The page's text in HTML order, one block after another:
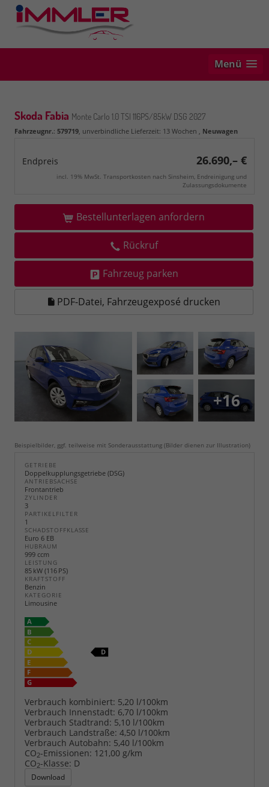
Menü
Skoda Fabia Monte Carlo 1.0 TSI 116PS/85kW DSG 2027
Fahrzeugnr.: 579719, unverbindliche Lieferzeit: 13 Wochen , Neuwagen
Endpreis 26.690,– €
incl. 19% MwSt. Transportkosten nach Sinsheim, Endreinigung und
Zulassungsdokumente
Bestellunterlagen anfordern
Rückruf
Fahrzeug parken
PDF-Datei, Fahrzeugexposé drucken
+16
Beispielbilder, ggf. teilweise mit Sonderausstattung (Bilder dienen zur Illustration)
GETRIEBE
Doppelkupplungsgetriebe (DSG)
ANTRIEBSACHSE
Frontantrieb
ZYLINDER
3
PARTIKELFILTER
1
SCHADSTOFFKLASSE
Euro 6 EB
HUBRAUM
999 ccm
LEISTUNG
85 kW (116 PS)
KRAFTSTOFF
Benzin
KATEGORIE
Limousine
Verbrauch kombiniert: 5,20 l/100km
Verbrauch Innenstadt: 6,70 l/100km
Verbrauch Stadtrand: 5,10 l/100km
Verbrauch Landstraße: 4,50 l/100km
Verbrauch Autobahn: 5,40 l/100km
CO2-Emissionen: 121,00 g/km
CO2-Klasse: D
Download